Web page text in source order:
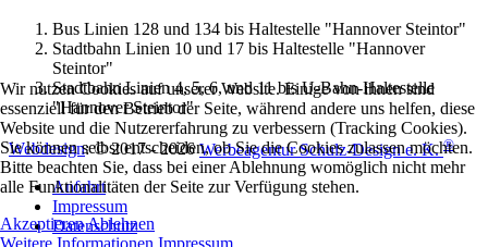
Bus Linien 128 und 134 bis Haltestelle "Hannover Steintor"
Stadtbahn Linien 10 und 17 bis Haltestelle "Hannover
Steintor"
Stadtbahn Linien 4, 5, 6, und 11 bis U-Bahn-Haltestelle
"Hannover Steintor"
Webdesign: © 2017 - 2026Werbeagentur Schulz-Design e. K.®
Anfahrt
Impressum
Datenschutz
Wir nutzen Cookies auf unserer Website. Einige von ihnen sind
essenziell für den Betrieb der Seite, während andere uns helfen, diese
Website und die Nutzererfahrung zu verbessern (Tracking Cookies).
Sie können selbst entscheiden, ob Sie die Cookies zulassen möchten.
Bitte beachten Sie, dass bei einer Ablehnung womöglich nicht mehr
alle Funktionalitäten der Seite zur Verfügung stehen.
AkzeptierenAblehnen
Weitere Informationen Impressum